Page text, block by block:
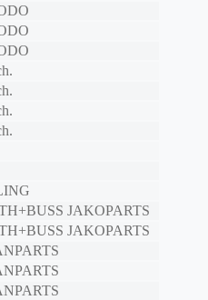
JAKOPARTS
JAKOPARTS